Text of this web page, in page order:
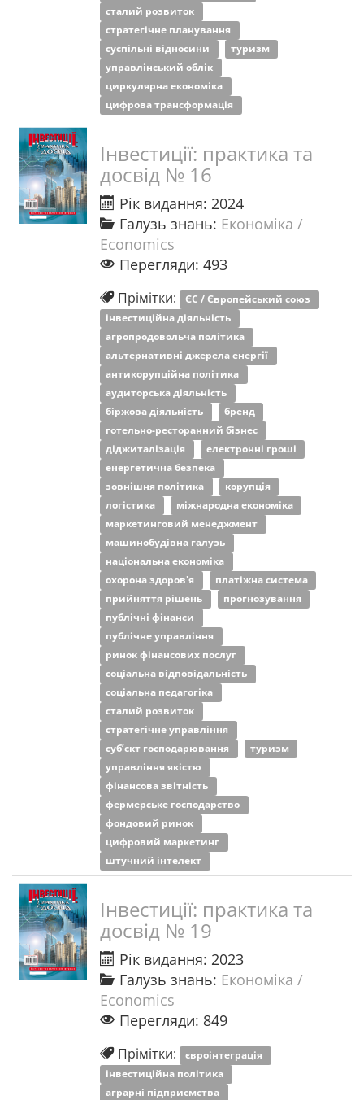
сталий розвиток
стратегічне планування
суспільні відносини
туризм
управлінський облік
циркулярна економіка
цифрова трансформація
Інвестиції: практика та
досвід № 16
Рік видання: 2024
Галузь знань: Економіка /
Economics
Перегляди: 493
Прімітки: ЄС / Європейський союз
інвестиційна діяльність
агропродовольча політика
альтернативні джерела енергії
антикорупційна політика
аудиторська діяльність
біржова діяльність
бренд
готельно-ресторанний бізнес
діджиталізація
електронні гроші
енергетична безпека
зовнішня політика
корупція
логістика
міжнародна економіка
маркетинговий менеджмент
машинобудівна галузь
національна економіка
охорона здоров'я
платіжна система
прийняття рішень
прогнозування
публічні фінанси
публічне управління
ринок фінансових послуг
соціальна відповідальність
соціальна педагогіка
сталий розвиток
стратегічне управління
суб’єкт господарювання
туризм
управління якістю
фінансова звітність
фермерське господарство
фондовий ринок
цифровий маркетинг
штучний інтелект
Інвестиції: практика та
досвід № 19
Рік видання: 2023
Галузь знань: Економіка /
Economics
Перегляди: 849
Прімітки: євроінтеграція
інвестиційна політика
аграрні підприємства